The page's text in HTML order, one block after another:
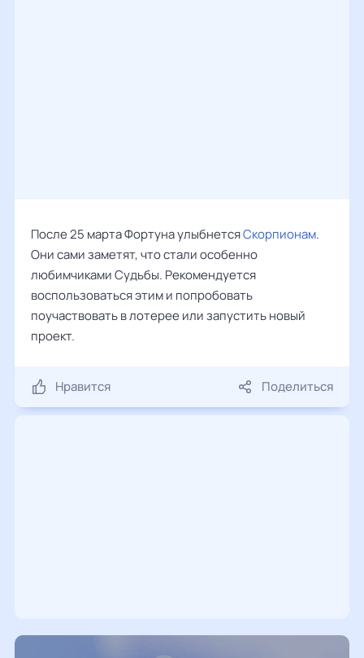
После 25 марта Фортуна улыбнетсяСкорпионам.
Они сами заметят, что стали особенно
любимчиками Судьбы. Рекомендуется
воспользоваться этим и попробовать
поучаствовать в лотерее или запустить новый
проект.
Нравится Поделиться